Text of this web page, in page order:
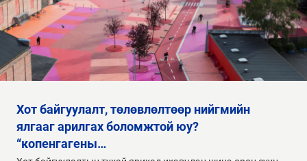
хот байгуулалт, төлөвлөлтөөр нийгмийн
ялгааг арилгах боломжтой юу?
“копенгагены…